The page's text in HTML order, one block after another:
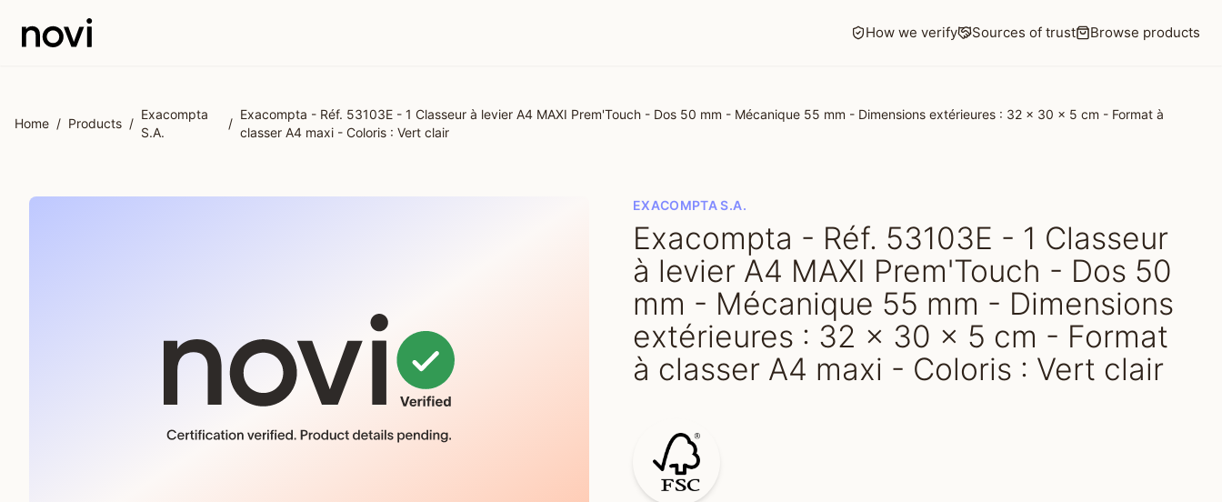
How we verify Sources of trust Browse products
Home / Products /
Exacompta
S.A.
/
Exacompta - Réf. 53103E - 1 Classeur à levier A4 MAXI Prem'Touch - Dos 50 mm - Mécanique 55 mm - Dimensions extérieures : 32 x 30 x 5 cm - Format à
classer A4 maxi - Coloris : Vert clair
EXACOMPTA S.A.
Exacompta - Réf. 53103E - 1 Classeur
à levier A4 MAXI Prem'Touch - Dos 50
mm - Mécanique 55 mm - Dimensions
extérieures : 32 x 30 x 5 cm - Format
à classer A4 maxi - Coloris : Vert clair